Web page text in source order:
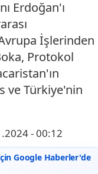
Erdoğan'ı
İşlerinden
Protokol
ve Türkiye'nin
- 00:12
Google Haberler'de